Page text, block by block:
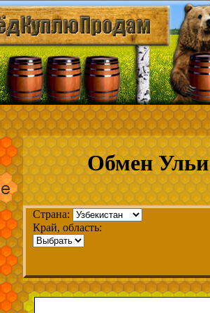
Обмен Ульи
Страна:
Край, область: